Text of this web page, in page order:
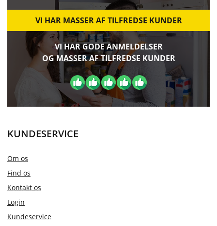
VI HAR MASSER AF TILFREDSE KUNDER
VI HAR GODE ANMELDELSER
OG MASSER AF TILFREDSE KUNDER
KUNDESERVICE
Om os
Find os
Kontakt os
Login
Kundeservice